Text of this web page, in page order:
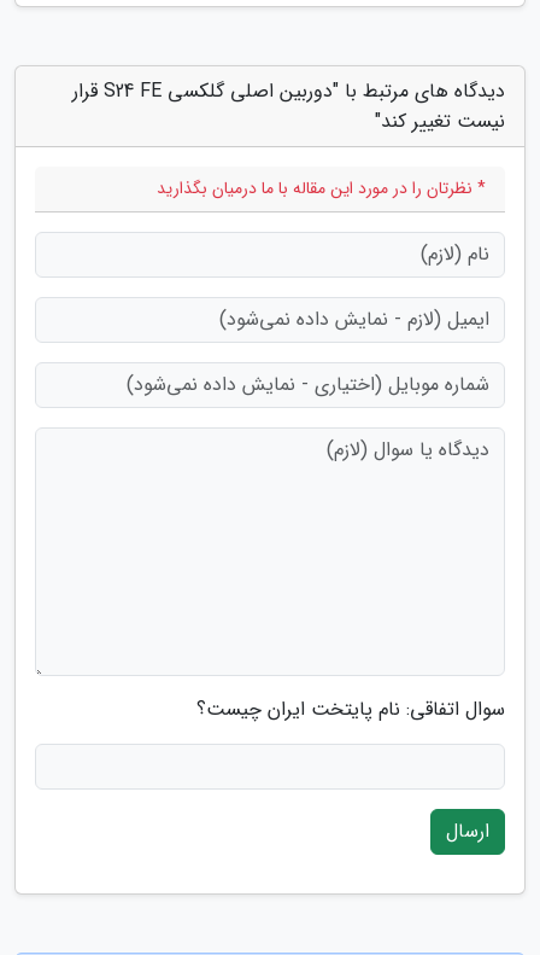
دیدگاه های مرتبط با "دوربین اصلی گلکسی S24 FE قرار
نیست تغییر کند"
* نظرتان را در مورد این مقاله با ما درمیان بگذارید
سوال اتفاقی: نام پایتخت ایران چیست؟
ارسال